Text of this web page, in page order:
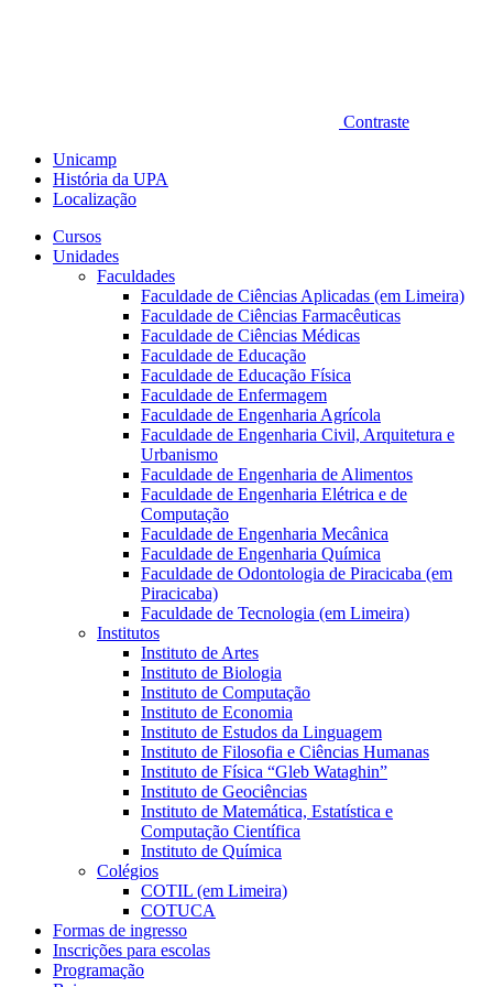
Contraste
Unicamp
História da UPA
Localização
Cursos
Unidades
Faculdades
Faculdade de Ciências Aplicadas (em Limeira)
Faculdade de Ciências Farmacêuticas
Faculdade de Ciências Médicas
Faculdade de Educação
Faculdade de Educação Física
Faculdade de Enfermagem
Faculdade de Engenharia Agrícola
Faculdade de Engenharia Civil, Arquitetura e
Urbanismo
Faculdade de Engenharia de Alimentos
Faculdade de Engenharia Elétrica e de
Computação
Faculdade de Engenharia Mecânica
Faculdade de Engenharia Química
Faculdade de Odontologia de Piracicaba (em
Piracicaba)
Faculdade de Tecnologia (em Limeira)
Institutos
Instituto de Artes
Instituto de Biologia
Instituto de Computação
Instituto de Economia
Instituto de Estudos da Linguagem
Instituto de Filosofia e Ciências Humanas
Instituto de Física “Gleb Wataghin”
Instituto de Geociências
Instituto de Matemática, Estatística e
Computação Científica
Instituto de Química
Colégios
COTIL (em Limeira)
COTUCA
Formas de ingresso
Inscrições para escolas
Programação